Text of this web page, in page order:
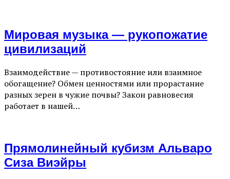
Мировая музыка — рукопожатие
цивилизаций
Взаимодействие — противостояние или взаимное
обогащение? Обмен ценностями или прорастание
разных зерен в чужие почвы? Закон равновесия
работает в нашей…
Прямолинейный кубизм Альваро
Сиза Виэйры